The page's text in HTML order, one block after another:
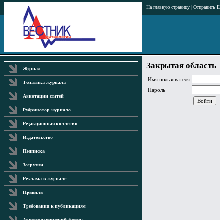
На главную страницу | Отправить
Журнал
Тематика журнала
Аннотации статей
Рубрикатор журнала
Редакционная коллегия
Издательство
Подписка
Загрузки
Реклама в журнале
Правила
Требования к публикациям
Закрытая область
Имя пользователя
Пароль